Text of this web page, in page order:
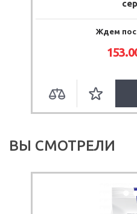
Ждем
ВЫ СМОТРЕЛИ